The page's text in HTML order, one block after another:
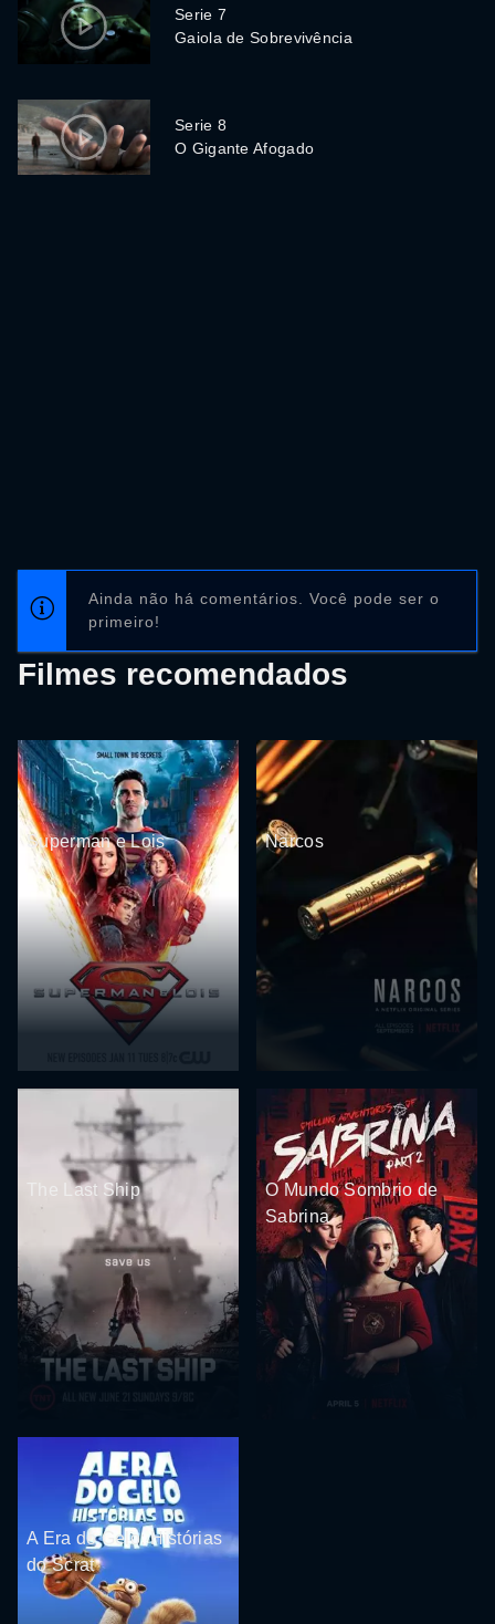
Serie 7
Gaiola de Sobrevivência
Serie 8
O Gigante Afogado
Ainda não há comentários. Você pode ser o
primeiro!
Filmes recomendados
Superman e Lois Narcos
The Last Ship
O Mundo Sombrio de
Sabrina
A Era do Gelo: Histórias
do Scrat